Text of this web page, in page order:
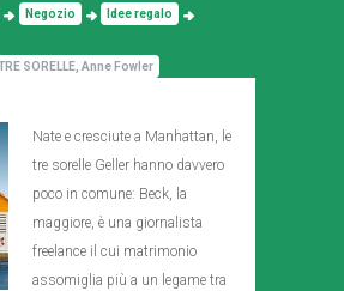
Negozio Idee regalo
SORELLE, Anne Fowler
Nate e cresciute a Manhattan, le
tre sorelle Geller hanno davvero
poco in comune: Beck, la
maggiore, è una giornalista
freelance il cui matrimonio
assomiglia più a un legame tra